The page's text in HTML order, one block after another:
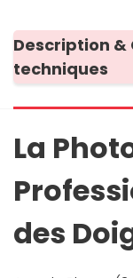
Description
techniques
La
des